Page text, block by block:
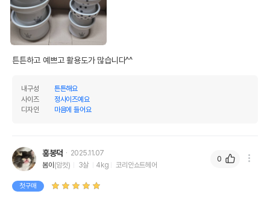
튼튼하고 예쁘고 활용도가 많습니다^^
내구성
튼튼해요
사이즈
정사이즈예요
디자인
마음에 들어요
홍봉덕
2025.11.07
봄이(암컷) 3살 4kg 코리안쇼트헤어
첫구매
0